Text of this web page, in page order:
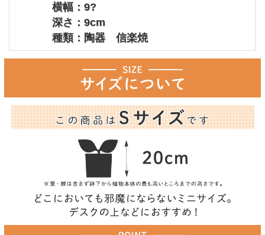
横幅：9?
深さ：9cm
種類：陶器 信楽焼